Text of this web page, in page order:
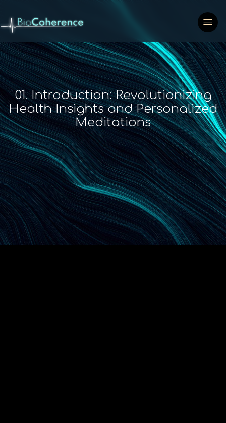
01. Introduction: Revolutionizing
Health Insights and Personalized
Meditations